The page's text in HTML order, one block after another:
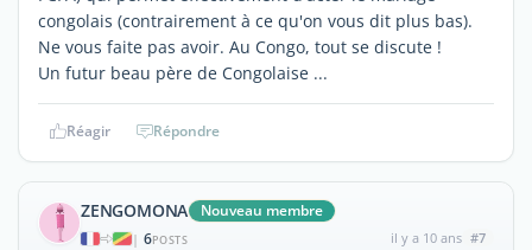
congolais (contrairement à ce qu'on vous dit plus bas).
Ne vous faite pas avoir. Au Congo, tout se discute !
Un futur beau père de Congolaise ...
Réagir Répondre
ZENGOMONA Nouveau membre
| 6POSTS il y a 10 ans #7